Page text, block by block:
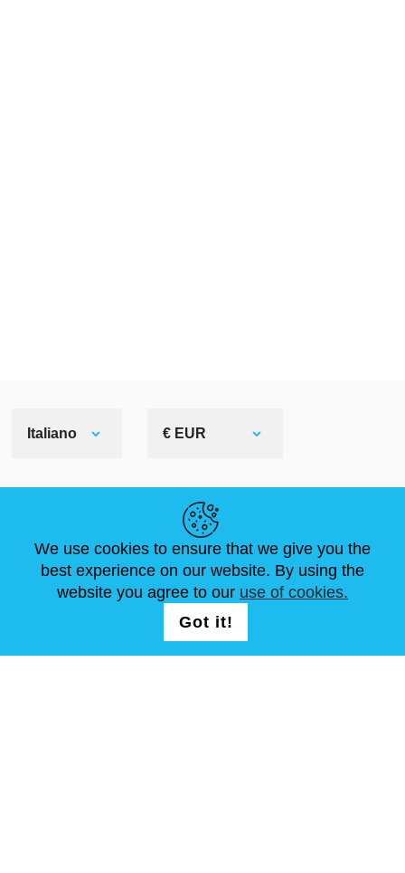
Italiano € EUR
NOTIZIE
ARTICOLI
ABOUT US
FAQ
DIMENSIONI STANDARD
CONTATTACI
We use cookies to ensure that we give you the
best experience on our website. By using the
website you agree to our use of cookies.
Got it!